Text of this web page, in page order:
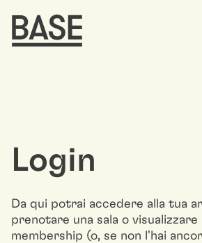
Login
Da qui potrai accedere alla tua
prenotare una sala o visualizzare
membership (o, se non l'hai